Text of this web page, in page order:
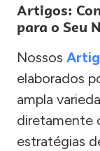
Artigos:
para o Seu
Nossos
elaborados
ampla
diretamente
estratégias